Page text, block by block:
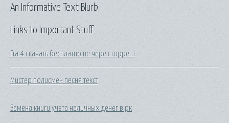
Links to Important Stuff
Гта 4 скачать бесплатно не через торрент
Мистер полисмен песня текст
Замена книги учета наличных денег в рк
An Informative Text Blurb